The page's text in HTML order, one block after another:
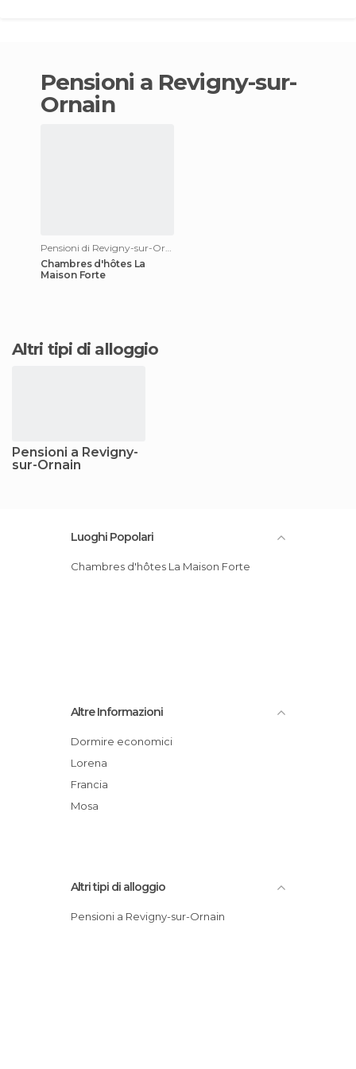
pensioni a Revigny-sur-
Ornain
Chambres d'hôtes La
Maison Forte
Altri tipi di alloggio
Pensioni a Revigny-
sur-Ornain
Luoghi Popolari
Chambres d'hôtes La Maison Forte
Altre Informazioni
Dormire economici
Lorena
Francia
Mosa
Altri tipi di alloggio
Pensioni a Revigny-sur-Ornain